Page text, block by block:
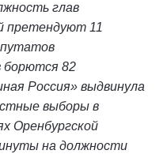
глав
претендуют 11
борются 82
Россия» выдвинула
выборы в
Оренбургской
на должности